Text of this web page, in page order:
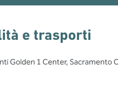
e trasporti
Golden 1 Center,